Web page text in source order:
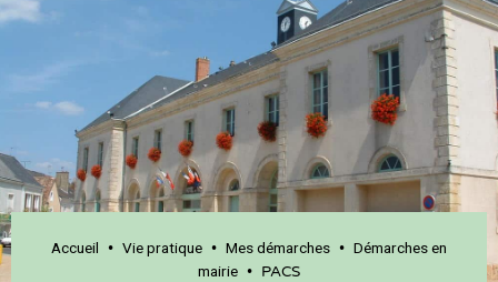
Accueil • Vie pratique • Mes démarches • Démarches en
mairie • PACS